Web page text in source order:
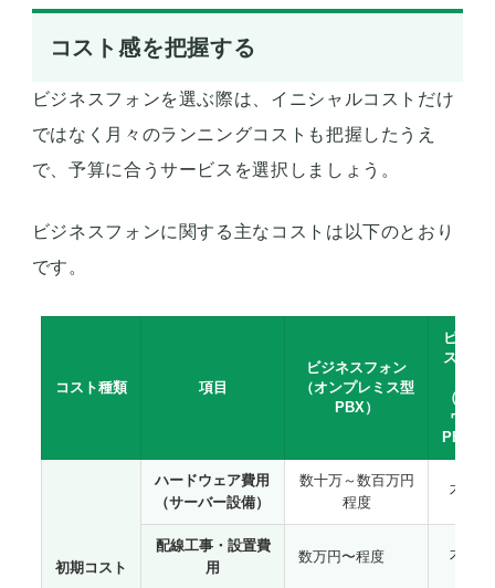
コスト感を把握する
ビジネスフォンを選ぶ際は、イニシャルコストだけ
ではなく月々のランニングコストも把握したうえ
で、予算に合うサービスを選択しましょう。
ビジネスフォンに関する主なコストは以下のとおり
です。